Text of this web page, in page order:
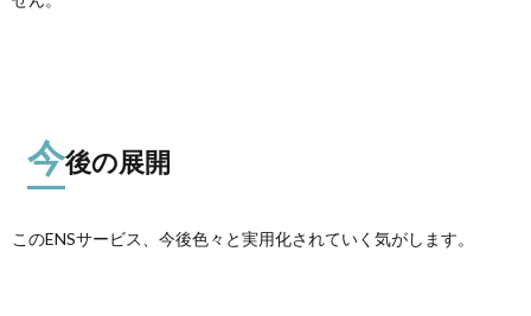
今後の展開
このENSサービス、今後色々と実用化されていく気がします。